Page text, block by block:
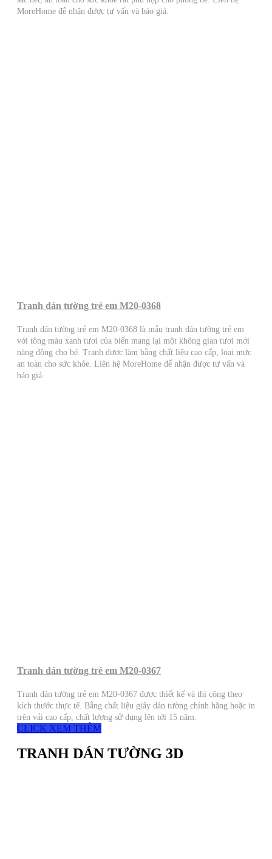
MoreHome để nhận được tư vấn và báo giá.
Tranh dán tường trẻ em M20-0368
Tranh dán tường trẻ em M20-0368 là mẫu tranh dán tường trẻ em
với tông màu xanh tươi của biển mang lại một không gian tươi mới
năng động cho bé. Tranh được làm bằng chất liệu cao cấp, loại mực
an toàn cho sức khỏe. Liên hệ MoreHome để nhận được tư vấn và
báo giá.
Tranh dán tường trẻ em M20-0367
Tranh dán tường trẻ em M20-0367 được thiết kế và thi công theo
kích thước thực tế. Bằng chất liệu giấy dán tường chính hãng hoặc in
trên vải cao cấp, chất lượng sử dụng lên tới 15 năm.
CLICK XEM THÊM
TRANH DÁN TƯỜNG 3D